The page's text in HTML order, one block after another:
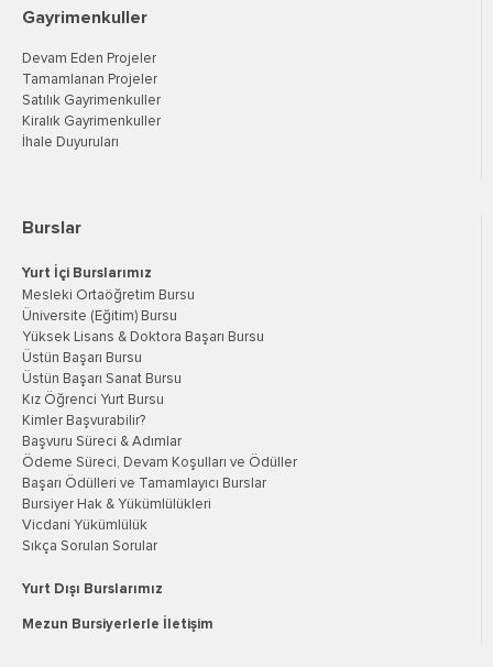
Gayrimenkuller
Devam Eden Projeler
Tamamlanan Projeler
Satılık Gayrimenkuller
Kiralık Gayrimenkuller
İhale Duyuruları
Burslar
Yurt İçi Burslarımız
Mesleki Ortaöğretim Bursu
Üniversite (Eğitim) Bursu
Yüksek Lisans & Doktora Başarı Bursu
Üstün Başarı Bursu
Üstün Başarı Sanat Bursu
Kız Öğrenci Yurt Bursu
Kimler Başvurabilir?
Başvuru Süreci & Adımlar
Ödeme Süreci, Devam Koşulları ve Ödüller
Başarı Ödülleri ve Tamamlayıcı Burslar
Bursiyer Hak & Yükümlülükleri
Vicdani Yükümlülük
Sıkça Sorulan Sorular
Yurt Dışı Burslarımız
Mezun Bursiyerlerle İletişim